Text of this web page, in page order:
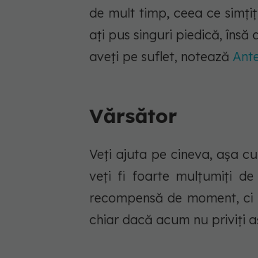
de mult timp, ceea ce
aţi pus singuri piedică, însă
aveţi pe suflet, notează
Vărsător
Veţi ajuta pe cineva, aşa
veţi fi foarte mulţumiţi
recompensă de moment,
chiar dacă acum nu priviţi